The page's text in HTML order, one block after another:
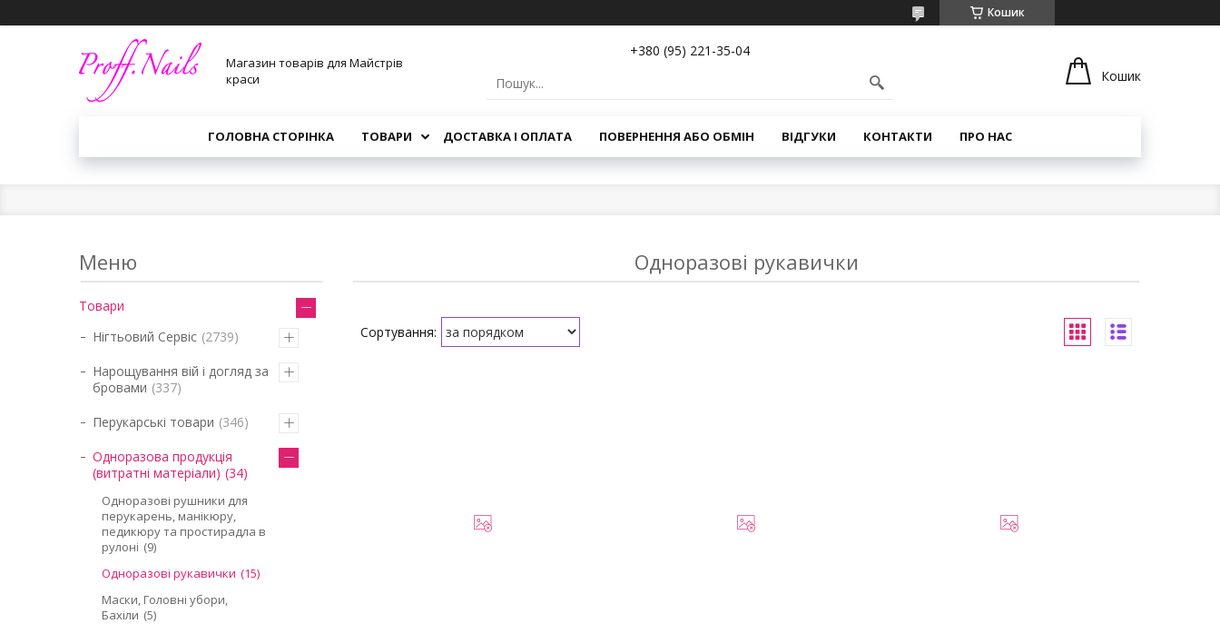
Кошик
Магазин товарів для Майстрів
краси
+380 (95) 221-35-04
Кошик
ГОЛОВНА СТОРІНКА ТОВАРИ ДОСТАВКА І ОПЛАТА ПОВЕРНЕННЯ АБО ОБМІН ВІДГУКИ КОНТАКТИ ПРО НАС
Одноразові рукавички
Товари
Нігтьовий Сервіс 2739
Нарощування вій і догляд за
бровами 337
Перукарські товари 346
Одноразова продукція
(витратні матеріали) 34
Одноразові рушники для
перукарень, манікюру,
педикюру та простирадла в
рулоні
9
Одноразові рукавички
15
Маски, Головні убори,
Бахіли 5